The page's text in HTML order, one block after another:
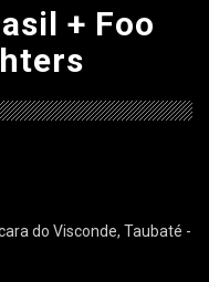
+ Foo
do Visconde, Taubaté -